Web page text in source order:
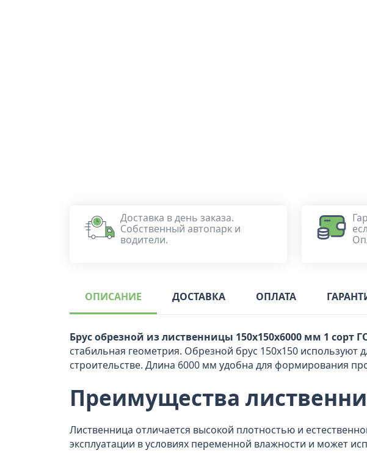
Доставка в день заказа.
Собственный автопарк и
водители.
ОПИСАНИЕ ДОСТАВКА ОПЛАТА
Брус обрезной из лиственницы 150x150x6000 мм 1 сорт
стабильная геометрия. Обрезной брус 150x150 используют
строительстве. Длина 6000 мм удобна для формирования
Преимущества
Лиственница отличается высокой плотностью и
эксплуатации в условиях переменной влажности и может